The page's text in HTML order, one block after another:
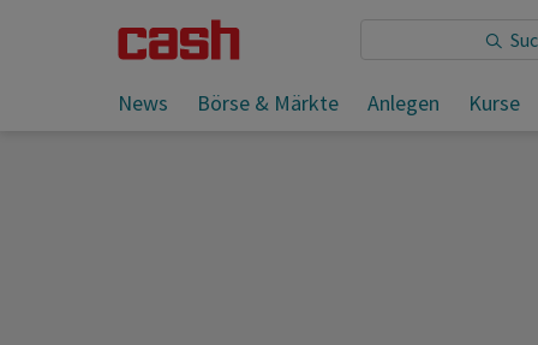
News Börse & Märkte Anlegen Kurse
Sie lesen: